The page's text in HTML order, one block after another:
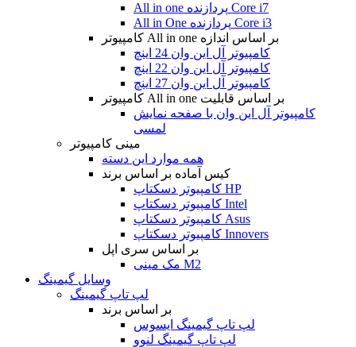
All in one پردازنده Core i7
All in One پردازنده Core i3
کامپیوتر All in one بر اساس اندازه
کامپیوتر آل این وان 24 اینچ
کامپیوتر آل این وان 22 اینچ
کامپیوتر آل این وان 27 اینچ
کامپیوتر All in one بر اساس قابلیت
کامپیوتر آل این وان با صفحه نمایش
لمسی
مینی کامپیوتر
همه موارد این دسته
کیس آماده بر اساس برند
کامپیوتر دسکتاپ HP
کامپیوتر دسکتاپ Intel
کامپیوتر دسکتاپ Asus
کامپیوتر دسکتاپ Innovers
بر اساس سری اپل
مک مینی M2
وسایل گیمینگ
لپ تاپ گیمینگ
بر اساس برند
لپ تاپ گیمینگ ایسوس
لپ تاپ گیمینگ لنوو